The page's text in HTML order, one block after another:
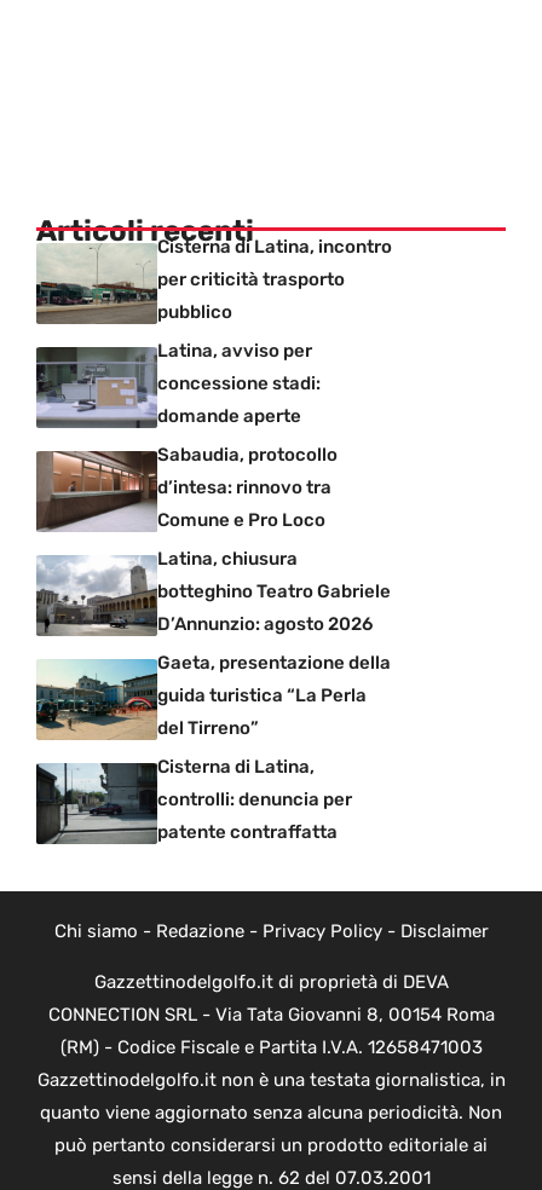
Articoli recentiCisterna di Latina, incontro
per criticità trasporto
pubblico
Latina, avviso per
concessione stadi:
domande aperte
Sabaudia, protocollo
d’intesa: rinnovo tra
Comune e Pro Loco
Latina, chiusura
botteghino Teatro Gabriele
D’Annunzio: agosto 2026
Gaeta, presentazione della
guida turistica “La Perla
del Tirreno”
Cisterna di Latina,
controlli: denuncia per
patente contraffatta
Chi siamo - Redazione- Privacy Policy- Disclaimer
Gazzettinodelgolfo.it di proprietà di DEVA
CONNECTION SRL - Via Tata Giovanni 8, 00154 Roma
(RM) - Codice Fiscale e Partita I.V.A. 12658471003
Gazzettinodelgolfo.it non è una testata giornalistica, in
quanto viene aggiornato senza alcuna periodicità. Non
può pertanto considerarsi un prodotto editoriale ai
sensi della legge n. 62 del 07.03.2001